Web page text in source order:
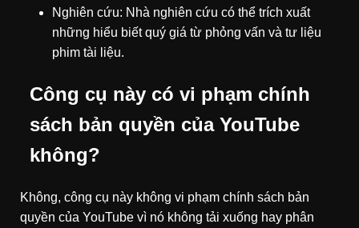
Nghiên cứu: Nhà nghiên cứu có thể trích xuất
những hiểu biết quý giá từ phỏng vấn và tư liệu
phim tài liệu.
Công cụ này có vi phạm chính
sách bản quyền của YouTube
không?
Không, công cụ này không vi phạm chính sách bản
quyền của YouTube vì nó không tải xuống hay phân